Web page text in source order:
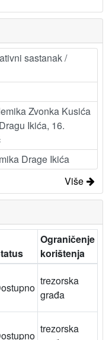
sastanak /
Zvonka Kusića
Ikića, 16.
Drage Ikića
Više
Ograničenje
korištenja
trezorska
građa
trezorska